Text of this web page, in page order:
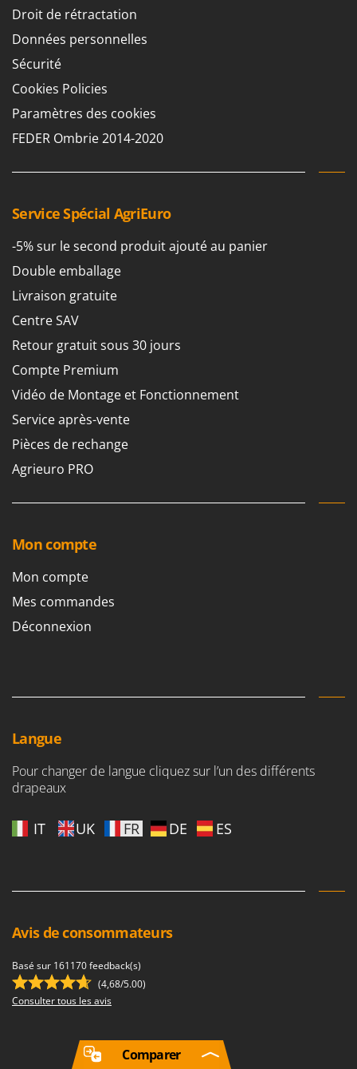
Droit de rétractation
Données personnelles
Sécurité
Cookies Policies
Paramètres des cookies
FEDER Ombrie 2014-2020
Service Spécial AgriEuro
-5% sur le second produit ajouté au panier
Double emballage
Livraison gratuite
Centre SAV
Retour gratuit sous 30 jours
Compte Premium
Vidéo de Montage et Fonctionnement
Service après-vente
Pièces de rechange
Agrieuro PRO
Mon compte
Mon compte
Mes commandes
Déconnexion
Langue
Pour changer de langue cliquez sur l’un des différents
drapeaux
IT UK FR DE ES
Avis de consommateurs
Basé sur 161170 feedback(s)
(4,68/5.00)
Consulter tous les avis
Comparer